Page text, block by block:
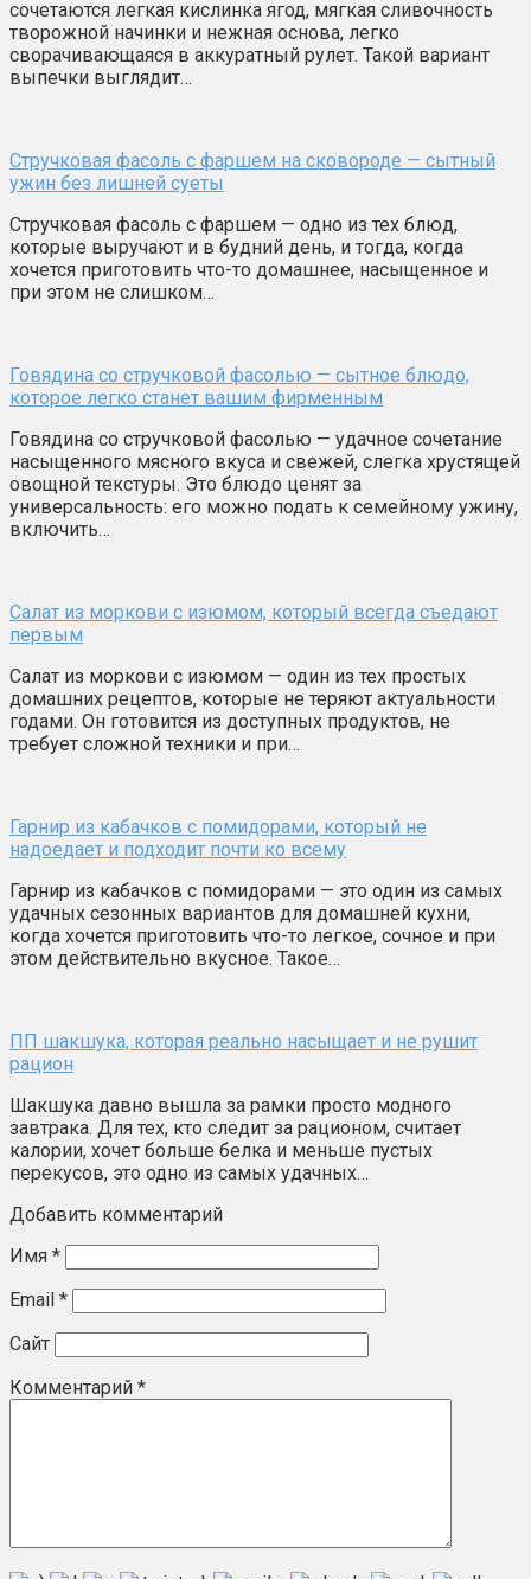
сочетаются легкая кислинка ягод, мягкая сливочность
творожной начинки и нежная основа, легко
сворачивающаяся в аккуратный рулет. Такой вариант
выпечки выглядит…
Стручковая фасоль с фаршем на сковороде — сытный
ужин без лишней суеты
Стручковая фасоль с фаршем — одно из тех блюд,
которые выручают и в будний день, и тогда, когда
хочется приготовить что-то домашнее, насыщенное и
при этом не слишком…
Говядина со стручковой фасолью — сытное блюдо,
которое легко станет вашим фирменным
Говядина со стручковой фасолью — удачное сочетание
насыщенного мясного вкуса и свежей, слегка хрустящей
овощной текстуры. Это блюдо ценят за
универсальность: его можно подать к семейному ужину,
включить…
Салат из моркови с изюмом, который всегда съедают
первым
Салат из моркови с изюмом — один из тех простых
домашних рецептов, которые не теряют актуальности
годами. Он готовится из доступных продуктов, не
требует сложной техники и при…
Гарнир из кабачков с помидорами, который не
надоедает и подходит почти ко всему
Гарнир из кабачков с помидорами — это один из самых
удачных сезонных вариантов для домашней кухни,
когда хочется приготовить что-то легкое, сочное и при
этом действительно вкусное. Такое…
ПП шакшука, которая реально насыщает и не рушит
рацион
Шакшука давно вышла за рамки просто модного
завтрака. Для тех, кто следит за рационом, считает
калории, хочет больше белка и меньше пустых
перекусов, это одно из самых удачных…
Добавить комментарий
Имя *
Email *
Сайт
Комментарий *